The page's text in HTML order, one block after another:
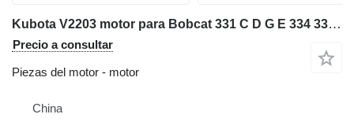
Kubota V2203 motor para Bobcat 331 C D G E 334 337 341 E42 E45 miniexcavadora
Precio a consultar
Piezas del motor - motor
China